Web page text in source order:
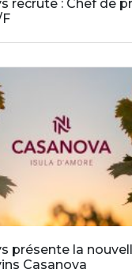
recrute : Chef de
présente la
Casanova